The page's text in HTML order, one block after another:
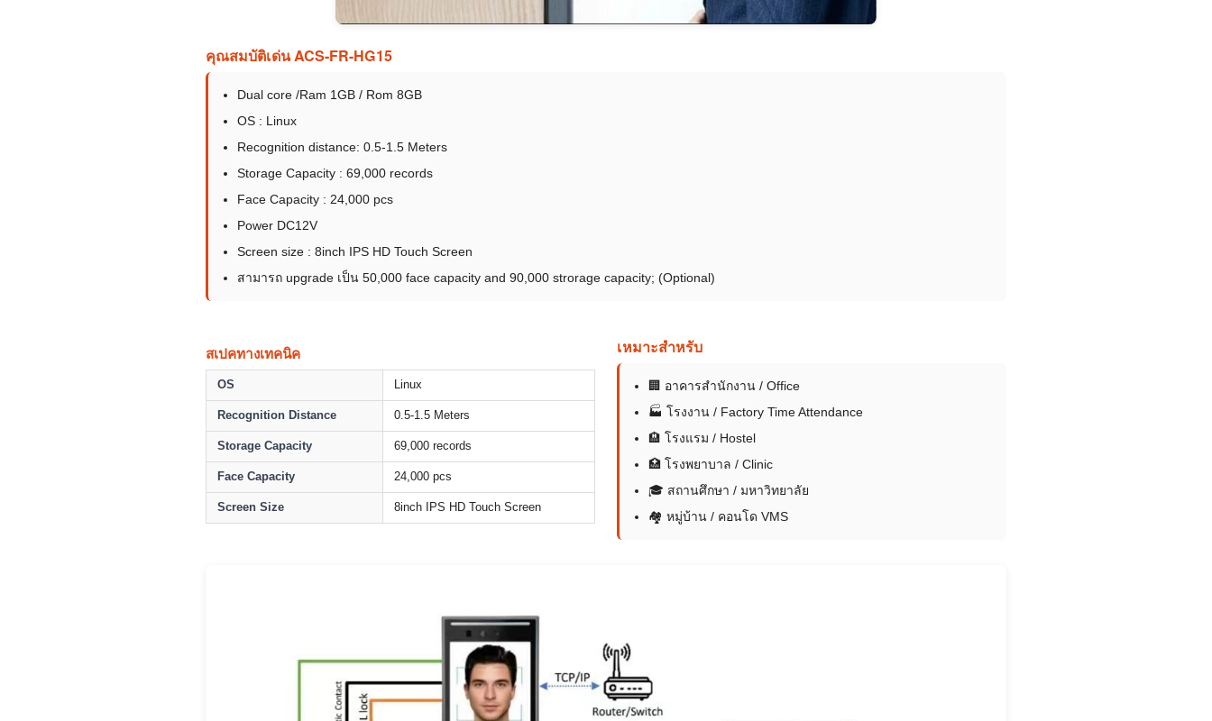
คุณสมบัติเด่น ACS-FR-HG15
Dual core /Ram 1GB / Rom 8GB
OS : Linux
Recognition distance: 0.5-1.5 Meters
Storage Capacity : 69,000 records
Face Capacity : 24,000 pcs
Power DC12V
Screen size : 8inch IPS HD Touch Screen
สามารถ upgrade เป็น 50,000 face capacity and 90,000 strorage capacity; (Optional)
สเปคทางเทคนิค
OS Linux
Recognition Distance 0.5-1.5 Meters
Storage Capacity 69,000 records
Face Capacity 24,000 pcs
Screen Size 8inch IPS HD Touch Screen
เหมาะสำหรับ
🏢 อาคารสำนักงาน / Office
🏭 โรงงาน / Factory Time Attendance
🏨 โรงแรม / Hostel
🏥 โรงพยาบาล / Clinic
🎓 สถานศึกษา / มหาวิทยาลัย
🏘 หมู่บ้าน / คอนโด VMS